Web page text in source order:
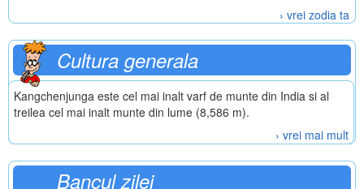
› vrei zodia ta
Cultura generala
Kangchenjunga este cel mai inalt varf de munte din India si al
treilea cel mai inalt munte din lume (8,586 m).
› vrei mai mult
Bancul zilei